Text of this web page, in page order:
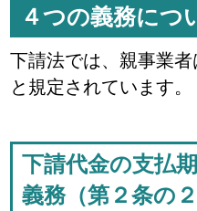
４つの義務につ
下請法では、親事業
と規定されています。
下請代金の支払
義務（第２条の２